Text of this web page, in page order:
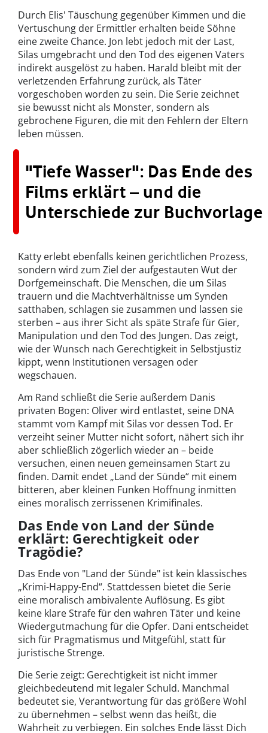
Durch Elis' Täuschung gegenüber Kimmen und die
Vertuschung der Ermittler erhalten beide Söhne
eine zweite Chance. Jon lebt jedoch mit der Last,
Silas umgebracht und den Tod des eigenen Vaters
indirekt ausgelöst zu haben. Harald bleibt mit der
verletzenden Erfahrung zurück, als Täter
vorgeschoben worden zu sein. Die Serie zeichnet
sie bewusst nicht als Monster, sondern als
gebrochene Figuren, die mit den Fehlern der Eltern
leben müssen.
"Tiefe Wasser": Das Ende des
Films erklärt – und die
Unterschiede zur Buchvorlage
Katty erlebt ebenfalls keinen gerichtlichen Prozess,
sondern wird zum Ziel der aufgestauten Wut der
Dorfgemeinschaft. Die Menschen, die um Silas
trauern und die Machtverhältnisse um Synden
satthaben, schlagen sie zusammen und lassen sie
sterben – aus ihrer Sicht als späte Strafe für Gier,
Manipulation und den Tod des Jungen. Das zeigt,
wie der Wunsch nach Gerechtigkeit in Selbstjustiz
kippt, wenn Institutionen versagen oder
wegschauen.
Am Rand schließt die Serie außerdem Danis
privaten Bogen: Oliver wird entlastet, seine DNA
stammt vom Kampf mit Silas vor dessen Tod. Er
verzeiht seiner Mutter nicht sofort, nähert sich ihr
aber schließlich zögerlich wieder an – beide
versuchen, einen neuen gemeinsamen Start zu
finden. Damit endet „Land der Sünde“ mit einem
bitteren, aber kleinen Funken Hoffnung inmitten
eines moralisch zerrissenen Krimifinales.
Das Ende von Land der Sünde
erklärt: Gerechtigkeit oder
Tragödie?
Das Ende von "Land der Sünde" ist kein klassisches
„Krimi-Happy-End“. Stattdessen bietet die Serie
eine moralisch ambivalente Auflösung. Es gibt
keine klare Strafe für den wahren Täter und keine
Wiedergutmachung für die Opfer. Dani entscheidet
sich für Pragmatismus und Mitgefühl, statt für
juristische Strenge.
Die Serie zeigt: Gerechtigkeit ist nicht immer
gleichbedeutend mit legaler Schuld. Manchmal
bedeutet sie, Verantwortung für das größere Wohl
zu übernehmen – selbst wenn das heißt, die
Wahrheit zu verbiegen. Ein solches Ende lässt Dich